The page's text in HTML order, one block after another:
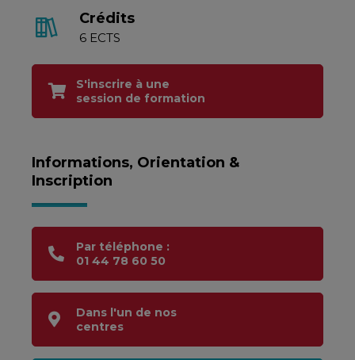
Crédits
6 ECTS
S'inscrire à une
session de formation
Informations, Orientation &
Inscription
Par téléphone :
01 44 78 60 50
Dans l'un de nos
centres